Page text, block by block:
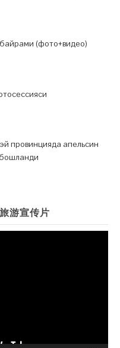
(фото+видео)
провинцияда апельсин
游宣传片